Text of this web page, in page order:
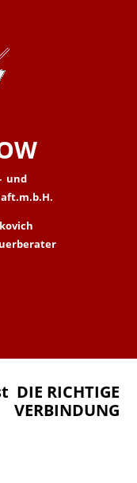
und
DIE RICHTIGE
VERBINDUNG